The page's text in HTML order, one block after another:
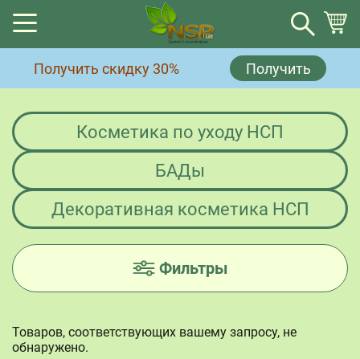
Получить скидку 30% Получить
Косметика по уходу НСП
БАДы
Декоративная косметика НСП
Фильтры
Товаров, соответствующих вашему запросу, не
обнаружено.
Корзина
Корзина пуста.